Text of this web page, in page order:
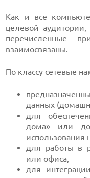
Как и все
целевой
перечисленные
взаимосвязаны.
По классу сетевые
данных
для
дома» или
использования
для работы в
или офиса,
для